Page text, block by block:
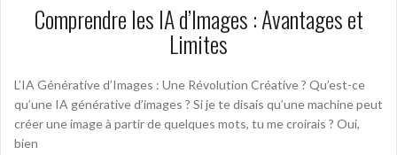
Comprendre les IA d’Images : Avantages et
Limites
L’IA Générative d’Images : Une Révolution Créative ? Qu’est-ce
qu’une IA générative d’images ? Si je te disais qu’une machine peut
créer une image à partir de quelques mots, tu me croirais ? Oui,
bien